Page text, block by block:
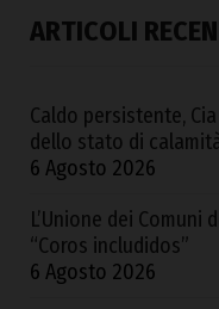
ARTICOLI
Caldo persistente,
dello stato di
6 Agosto 2026
L’Unione dei
“Coros includidos”
6 Agosto 2026